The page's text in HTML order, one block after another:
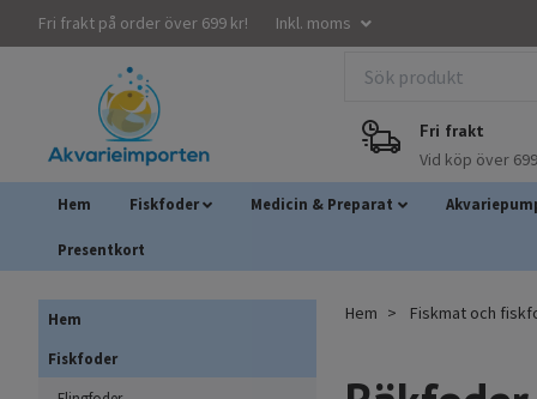
Fri frakt på order över 699 kr! Inkl. moms
Fri frakt
Vid köp över
Hem Fiskfoder Medicin & Preparat
Presentkort
Hem
Fiskfoder
Hem Fiskmat och